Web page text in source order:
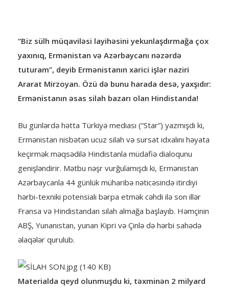
“Biz sülh müqaviləsi layihəsini yekunlaşdırmağa çox
yaxınıq, Ermənistan və Azərbaycanı nəzərdə
tuturam”, deyib Ermənistanın xarici işlər naziri
Ararat Mirzoyan. Özü də bunu harada desə, yaxşıdır:
Ermənistanın əsas silah bazarı olan Hindistanda!
Bu günlərdə hətta Türkiyə mediası (“Star”) yazmışdı ki,
Ermənistan nisbətən ucuz silah və sursat idxalını həyata
keçirmək məqsədilə Hindistanla müdafiə dialoqunu
genişləndirir. Mətbu nəşr vurğulamışdı ki, Ermənistan
Azərbaycanla 44 günlük müharibə nəticəsində itirdiyi
hərbi-texniki potensialı bərpa etmək cəhdi ilə son illər
Fransa və Hindistandan silah almağa başlayıb. Həmçinin
ABŞ, Yunanıstan, yunan Kipri və Çinlə də hərbi sahədə
əlaqələr qurulub.
Materialda qeyd olunmuşdu ki, təxminən 2 milyard